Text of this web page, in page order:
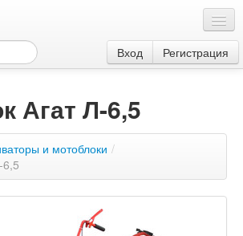
Вход Регистрация
Агат Л-6,5
и мотоблоки /
6,5